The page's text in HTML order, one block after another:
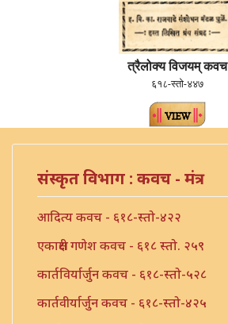
त्रैलोक्य विजयम् कवच
६१८-स्तो-४४७
संस्कृत विभाग : कवच - मंत्र
आदित्य कवच - ६१८-स्तो-४२२
एकाक्षरी गणेश कवच - ६१८ स्तो. २५९
कार्तविर्यार्जुन कवच - ६१८-स्तो-५२८
कार्तवीर्यार्जुन कवच - ६१८-स्तो-४२५